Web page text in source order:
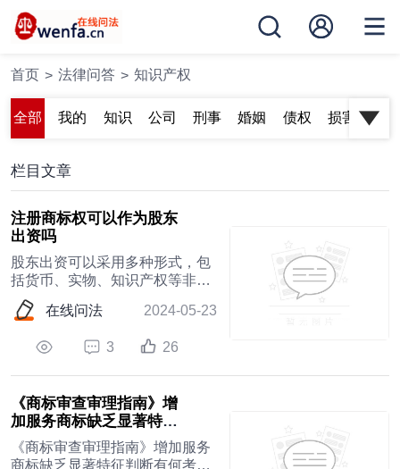
首页 > 法律问答 > 知识产权
全部 我的 知识 公司 刑事 婚姻 债权 损害 合同
栏目文章
注册商标权可以作为股东
出资吗
股东出资可以采用多种形式，包
括货币、实物、知识产权等非货
币财产，只要这些财产可以用货
币估价并且可以依法转让。商标
合法的出资方式
在线问法 2024-05-23
3 26
《商标审查审理指南》增
加服务商标缺乏显著特征
判断有何考量？
《商标审查审理指南》增加服务
商标缺乏显著特征判断有何考